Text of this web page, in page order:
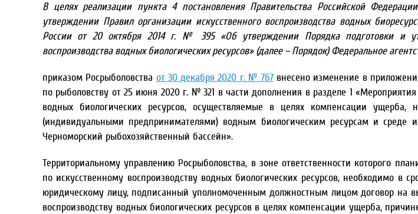
В целях реализации пункта 4 постановления Правительства Российской
утверждении Правил организации искусственного воспроизводства водных
России от 20 октября 2014 г. № 395 «Об утверждении Порядка подготовки и
воспроизводства водных биологических ресурсов» (далее – Порядок) Федеральное
приказом Росрыболовства от 30 декабря 2020 г. № 767внесено изменение в
по рыболовству от 25 июня 2020 г. № 321 в части дополнения в разделе 1
водных биологических ресурсов, осуществляемые в целях компенсации ущерба,
(индивидуальными предпринимателями) водным биологическим ресурсам и среде
Черноморский рыбохозяйственный бассейн».
Территориальному управлению Росрыболовства, в зоне ответственности которого
по искусственному воспроизводству водных биологических ресурсов, необходимо в
юридическому лицу, подписанный уполномоченным должностным лицом договор на
воспроизводству водных биологических ресурсов в целях компенсации ущерба,